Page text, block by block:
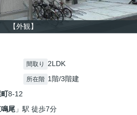
【外観】
間取り 2LDK
所在階 1階/3階建
8-12
尾 」駅 徒歩7分